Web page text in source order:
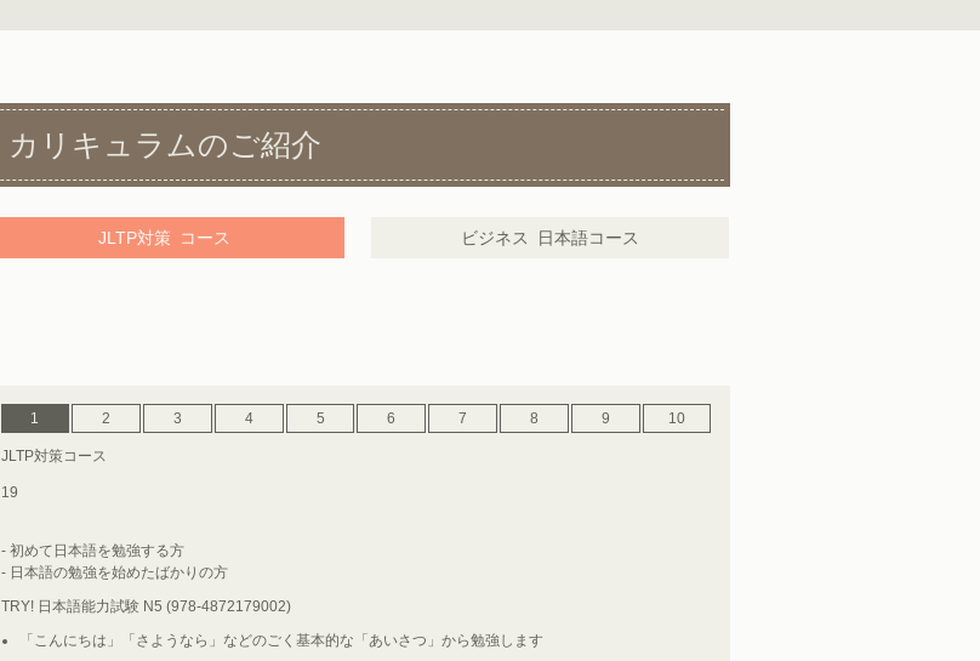
カリキュラムのご紹介
JLTP対策 コース ビジネス 日本語コース
1 2 3 4 5 6 7 8 9 10
JLTP対策コース
19
- 初めて日本語を勉強する方
- 日本語の勉強を始めたばかりの方
TRY! 日本語能力試験 N5 (978-4872179002)
「こんにちは」「さようなら」などのごく基本的な「あいさつ」から勉強します